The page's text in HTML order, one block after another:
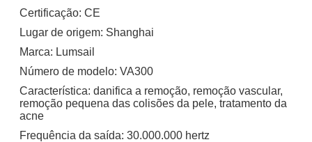
Certificação: CE
Lugar de origem: Shanghai
Marca: Lumsail
Número de modelo: VA300
Característica: danifica a remoção, remoção vascular,
remoção pequena das colisões da pele, tratamento da
acne
Frequência da saída: 30.000.000 hertz